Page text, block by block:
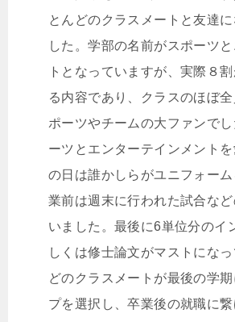
とんどのクラスメートと友達
した。学部の名前がスポーツ
トとなっていますが、実際８
る内容であり、クラスのほぼ
ポーツやチームの大ファンで
ーツとエンターテインメント
の日は誰かしらがユニフォー
業前は週末に行われた試合な
いました。最後に6単位分のイ
しくは修士論文がマストにな
どのクラスメートが最後の学
プを選択し、卒業後の就職に